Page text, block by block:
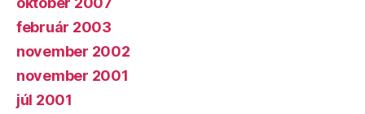
február 2003
november 2002
november 2001
júl 2001